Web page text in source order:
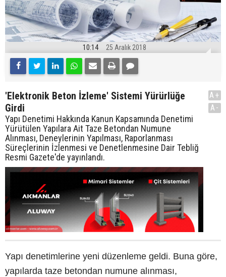
10:14 25 Aralık 2018
'Elektronik Beton İzleme' Sistemi Yürürlüğe
Girdi
Yapı Denetimi Hakkında Kanun Kapsamında Denetimi
Yürütülen Yapılara Ait Taze Betondan Numune
Alınması, Deneylerinin Yapılması, Raporlanması
Süreçlerinin İzlenmesi ve Denetlenmesine Dair Tebliğ
Resmi Gazete'de yayınlandı.
A+
A-
Yapı denetimlerine yeni düzenleme geldi. Buna göre,
yapılarda taze betondan numune alınması,